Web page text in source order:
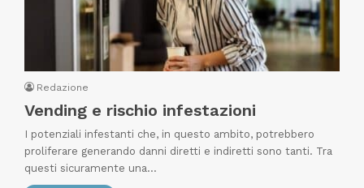
Redazione
Vending e rischio infestazioni
I potenziali infestanti che, in questo ambito, potrebbero
proliferare generando danni diretti e indiretti sono tanti. Tra
questi sicuramente una…